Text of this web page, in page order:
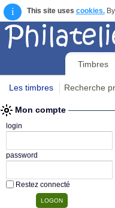
i This site uses cookies.By
Timbres
Les timbres Recherche
Mon compte
login
password
Restez connecté